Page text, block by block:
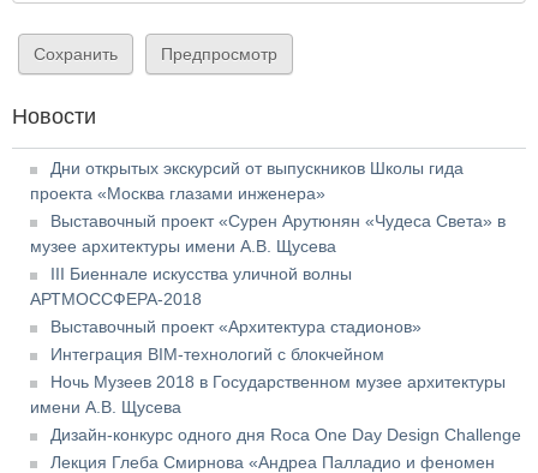
Новости
Дни открытых экскурсий от выпускников Школы гида
проекта «Москва глазами инженера»
Выставочный проект «Сурен Арутюнян «Чудеса Света» в
музее архитектуры имени А.В. Щусева
III Биеннале искусства уличной волны
АРТМОССФЕРА-2018
Выставочный проект «Архитектура стадионов»
Интеграция BIM-технологий с блокчейном
Ночь Музеев 2018 в Государственном музее архитектуры
имени А.В. Щусева
Дизайн-конкурс одного дня Roca One Day Design Challenge
Лекция Глеба Смирнова «Андреа Палладио и феномен